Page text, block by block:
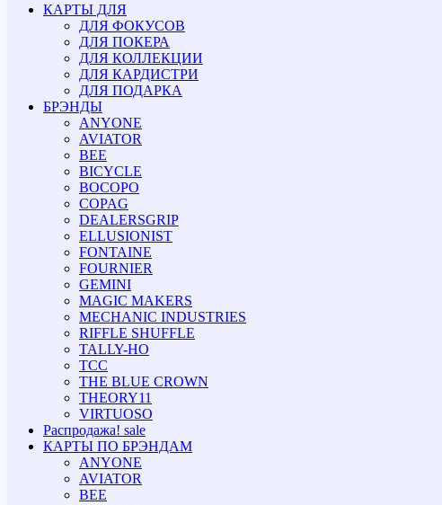
КАРТЫ ДЛЯ
ДЛЯ ФОКУСОВ
ДЛЯ ПОКЕРА
ДЛЯ КОЛЛЕКЦИИ
ДЛЯ КАРДИСТРИ
ДЛЯ ПОДАРКА
БРЭНДЫ
ANYONE
AVIATOR
BEE
BICYCLE
BOCOPO
COPAG
DEALERSGRIP
ELLUSIONIST
FONTAINE
FOURNIER
GEMINI
MAGIC MAKERS
MECHANIC INDUSTRIES
RIFFLE SHUFFLE
TALLY-HO
TCC
THE BLUE CROWN
THEORY11
VIRTUOSO
Распродажа! sale
КАРТЫ ПО БРЭНДАМ
ANYONE
AVIATOR
BEE